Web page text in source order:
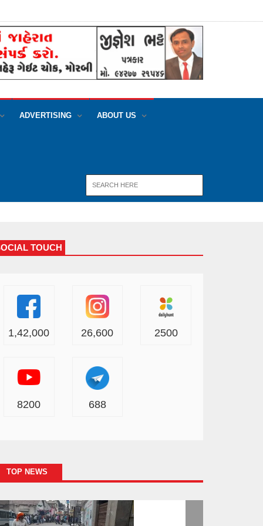
ADVERTISING ABOUT US
TOUCH
1,42,000 26,600 2500
8200 688
TOP NEWS